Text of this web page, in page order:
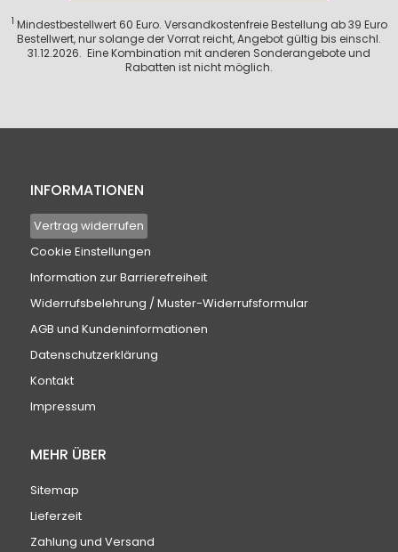
1 Mindestbestellwert 60 Euro. Versandkostenfreie Bestellung ab 39 Euro
Bestellwert, nur solange der Vorrat reicht, Angebot gültig bis einschl.
31.12.2026. Eine Kombination mit anderen Sonderangebote und
Rabatten ist nicht möglich.
INFORMATIONEN
Vertrag widerrufen
Cookie Einstellungen
Information zur Barrierefreiheit
Widerrufsbelehrung / Muster-Widerrufsformular
AGB und Kundeninformationen
Datenschutzerklärung
Kontakt
Impressum
MEHR ÜBER
Sitemap
Lieferzeit
Zahlung und Versand